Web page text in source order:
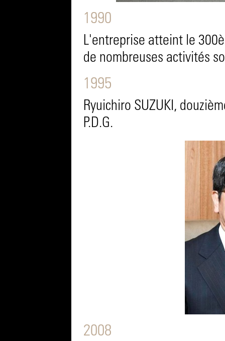
1990
L'entreprise atteint le
de nombreuses activités
1995
Ryuichiro SUZUKI,
P.D.G.
2008